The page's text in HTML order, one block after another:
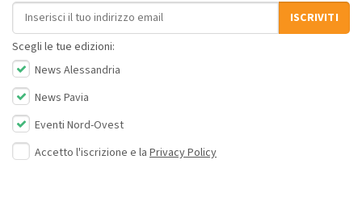
Indirizzo email
ISCRIVITI
Scegli le tue edizioni:
News Alessandria
News Pavia
Eventi Nord-Ovest
Accetto l'iscrizione e la Privacy Policy